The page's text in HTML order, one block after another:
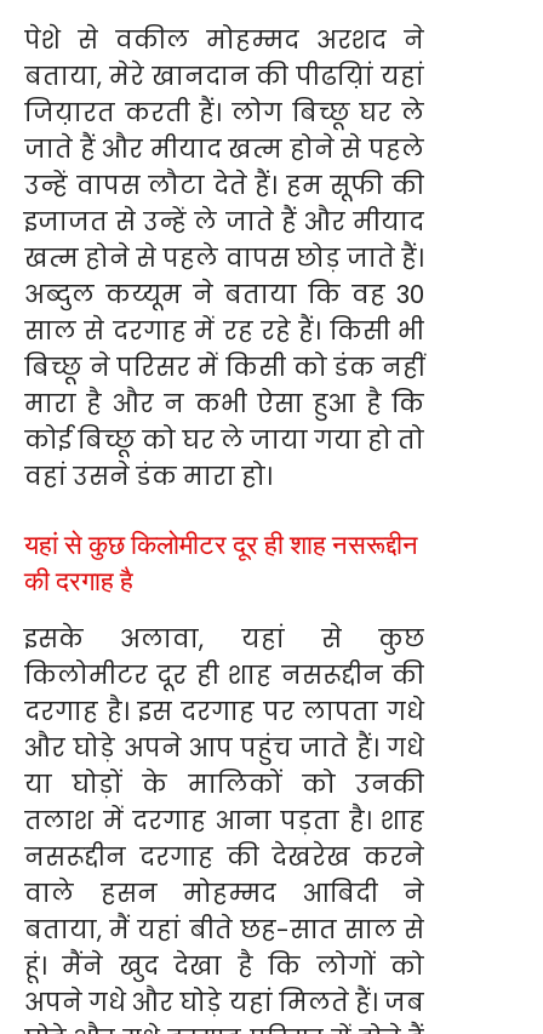
पेशे से वकील मोहम्मद अरशद ने
बताया, मेरे खानदान की पीढय़िां यहां
जिय़ारत करती हैं। लोग बिच्छू घर ले
जाते हैं और मीयाद खत्म होने से पहले
उन्हें वापस लौटा देते हैं। हम सूफी की
इजाजत से उन्हें ले जाते हैं और मीयाद
खत्म होने से पहले वापस छोड़ जाते हैं।
अब्दुल कय्यूम ने बताया कि वह 30
साल से दरगाह में रह रहे हैं। किसी भी
बिच्छू ने परिसर में किसी को डंक नहीं
मारा है और न कभी ऐसा हुआ है कि
कोई बिच्छू को घर ले जाया गया हो तो
वहां उसने डंक मारा हो।
यहां से कुछ किलोमीटर दूर ही शाह नसरूद्दीन
की दरगाह है
इसके अलावा, यहां से कुछ
किलोमीटर दूर ही शाह नसरूद्दीन की
दरगाह है। इस दरगाह पर लापता गधे
और घोड़े अपने आप पहुंच जाते हैं। गधे
या घोड़ों के मालिकों को उनकी
तलाश में दरगाह आना पड़ता है। शाह
नसरूद्दीन दरगाह की देखरेख करने
वाले हसन मोहम्मद आबिदी ने
बताया, मैं यहां बीते छह-सात साल से
हूं। मैंने खुद देखा है कि लोगों को
अपने गधे और घोड़े यहां मिलते हैं। जब